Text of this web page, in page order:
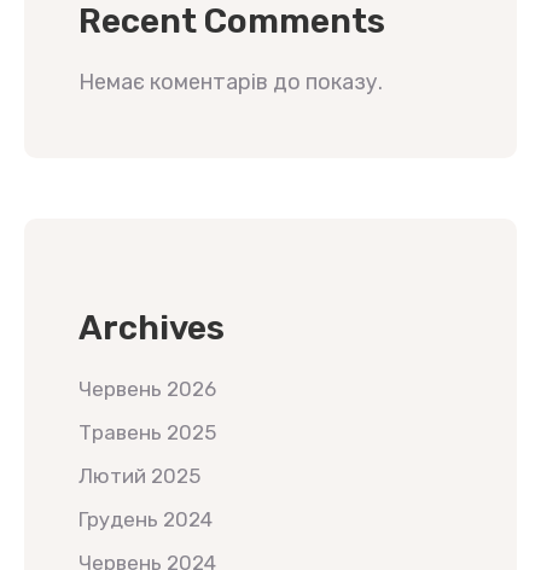
Recent Comments
Немає коментарів до показу.
Archives
Червень 2026
Травень 2025
Лютий 2025
Грудень 2024
Червень 2024